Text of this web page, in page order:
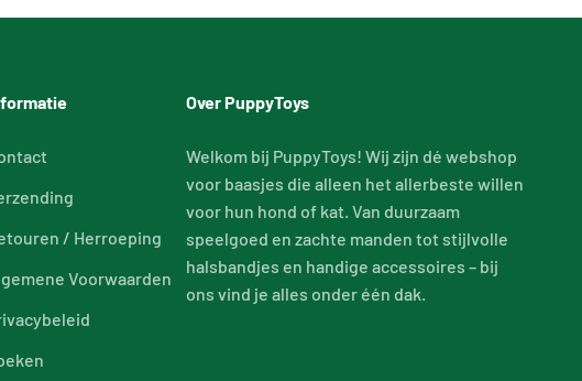
/ Herroeping
Voorwaarden
Over PuppyToys
Welkom bij PuppyToys! Wij zijn dé webshop
voor baasjes die alleen het allerbeste willen
voor hun hond of kat. Van duurzaam
speelgoed en zachte manden tot stijlvolle
halsbandjes en handige accessoires – bij
ons vind je alles onder één dak.